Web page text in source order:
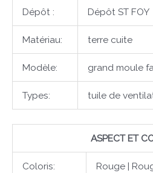
Dépôt : Dépôt ST FOY
Matériau: terre cuite
Modèle: grand moule
Types: tuile de
ASPECT ET
Coloris: Rouge |